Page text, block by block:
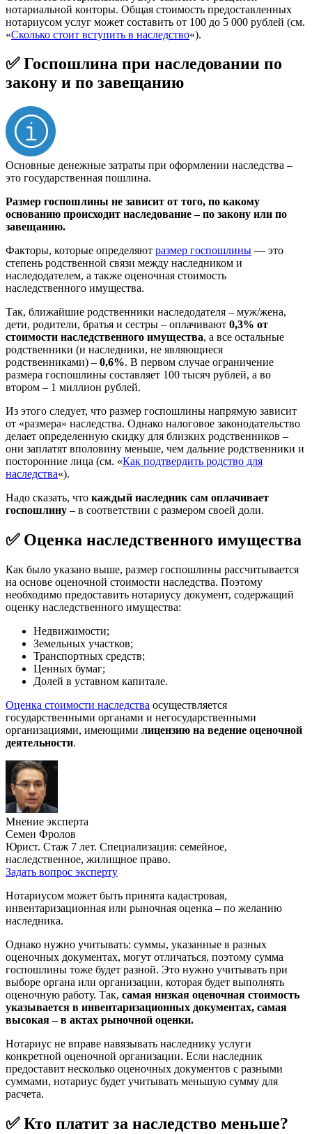
нотариальной конторы. Общая стоимость предоставленных
нотариусом услуг может составить от 100 до 5 000 рублей (см.
«Сколько стоит вступить в наследство«).
✅ Госпошлина при наследовании по
закону и по завещанию
Основные денежные затраты при оформлении наследства –
это государственная пошлина.
Размер госпошлины не зависит от того, по какому
основанию происходит наследование – по закону или по
завещанию.
Факторы, которые определяют размер госпошлины — это
степень родственной связи между наследником и
наследодателем, а также оценочная стоимость
наследственного имущества.
Так, ближайшие родственники наследодателя – муж/жена,
дети, родители, братья и сестры – оплачивают 0,3% от
стоимости наследственного имущества, а все остальные
родственники (и наследники, не являющиеся
родственниками) – 0,6%. В первом случае ограничение
размера госпошлины составляет 100 тысяч рублей, а во
втором – 1 миллион рублей.
Из этого следует, что размер госпошлины напрямую зависит
от «размера» наследства. Однако налоговое законодательство
делает определенную скидку для близких родственников –
они заплатят вполовину меньше, чем дальние родственники и
посторонние лица (см. «Как подтвердить родство для
наследства«).
Надо сказать, что каждый наследник сам оплачивает
госпошлину – в соответствии с размером своей доли.
✅ Оценка наследственного имущества
Как было указано выше, размер госпошлины рассчитывается
на основе оценочной стоимости наследства. Поэтому
необходимо предоставить нотариусу документ, содержащий
оценку наследственного имущества:
Недвижимости;
Земельных участков;
Транспортных средств;
Ценных бумаг;
Долей в уставном капитале.
Оценка стоимости наследства осуществляется
государственными органами и негосударственными
организациями, имеющими лицензию на ведение оценочной
деятельности.
Мнение эксперта
Семен Фролов
Юрист. Стаж 7 лет. Специализация: семейное,
наследственное, жилищное право.
Задать вопрос эксперту
Нотариусом может быть принята кадастровая,
инвентаризационная или рыночная оценка – по желанию
наследника.
Однако нужно учитывать: суммы, указанные в разных
оценочных документах, могут отличаться, поэтому сумма
госпошлины тоже будет разной. Это нужно учитывать при
выборе органа или организации, которая будет выполнять
оценочную работу. Так, самая низкая оценочная стоимость
указывается в инвентаризационных документах, самая
высокая – в актах рыночной оценки.
Нотариус не вправе навязывать наследнику услуги
конкретной оценочной организации. Если наследник
предоставит несколько оценочных документов с разными
суммами, нотариус будет учитывать меньшую сумму для
расчета.
✅ Кто платит за наследство меньше?